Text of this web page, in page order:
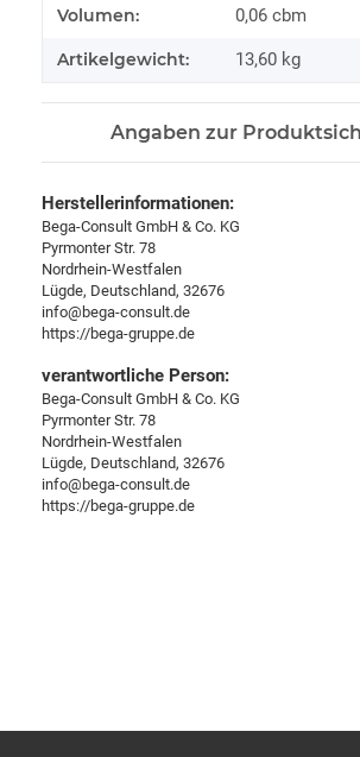
Produkteigenschaft
Wert
Volumen: 0,06 cbm
Artikelgewicht: 13,60 kg
Angaben zur
Herstellerinformationen:
Bega-Consult GmbH & Co. KG
Pyrmonter Str. 78
Nordrhein-Westfalen
Lügde, Deutschland, 32676
info@bega-consult.de
https://bega-gruppe.de
verantwortliche Person:
Bega-Consult GmbH & Co. KG
Pyrmonter Str. 78
Nordrhein-Westfalen
Lügde, Deutschland, 32676
info@bega-consult.de
https://bega-gruppe.de